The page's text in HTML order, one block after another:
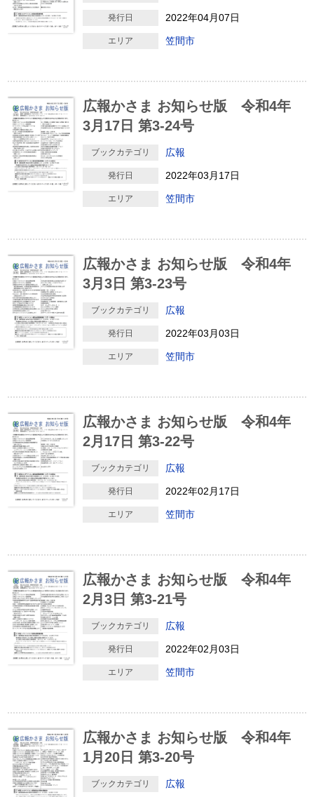
発行日 2022年04月07日
エリア 笠間市
広報かさま お知らせ版 令和4年
3月17日 第3-24号
ブックカテゴリ 広報
発行日 2022年03月17日
エリア 笠間市
広報かさま お知らせ版 令和4年
3月3日 第3-23号
ブックカテゴリ 広報
発行日 2022年03月03日
エリア 笠間市
広報かさま お知らせ版 令和4年
2月17日 第3-22号
ブックカテゴリ 広報
発行日 2022年02月17日
エリア 笠間市
広報かさま お知らせ版 令和4年
2月3日 第3-21号
ブックカテゴリ 広報
発行日 2022年02月03日
エリア 笠間市
広報かさま お知らせ版 令和4年
1月20日 第3-20号
ブックカテゴリ 広報